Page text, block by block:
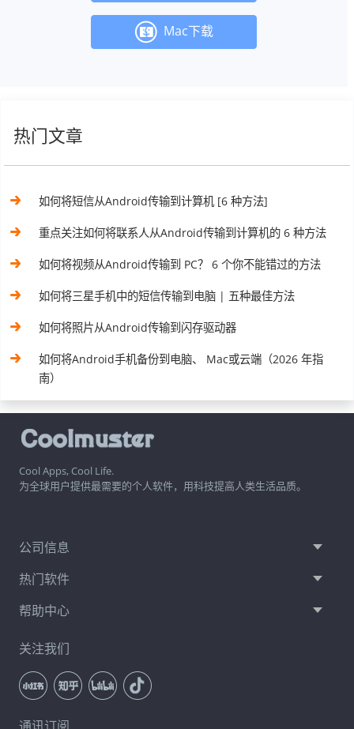
Mac下载
热门文章
如何将短信从Android传输到计算机 [6 种方法]
重点关注如何将联系人从Android传输到计算机的 6 种方法
如何将视频从Android传输到 PC？ 6 个你不能错过的方法
如何将三星手机中的短信传输到电脑 | 五种最佳方法
如何将照片从Android传输到闪存驱动器
如何将Android手机备份到电脑、 Mac或云端（2026 年指
南）
Cool Apps, Cool Life.
为全球用户提供最需要的个人软件，用科技提高人类生活品质。
公司信息
热门软件
帮助中心
关注我们
通讯订阅